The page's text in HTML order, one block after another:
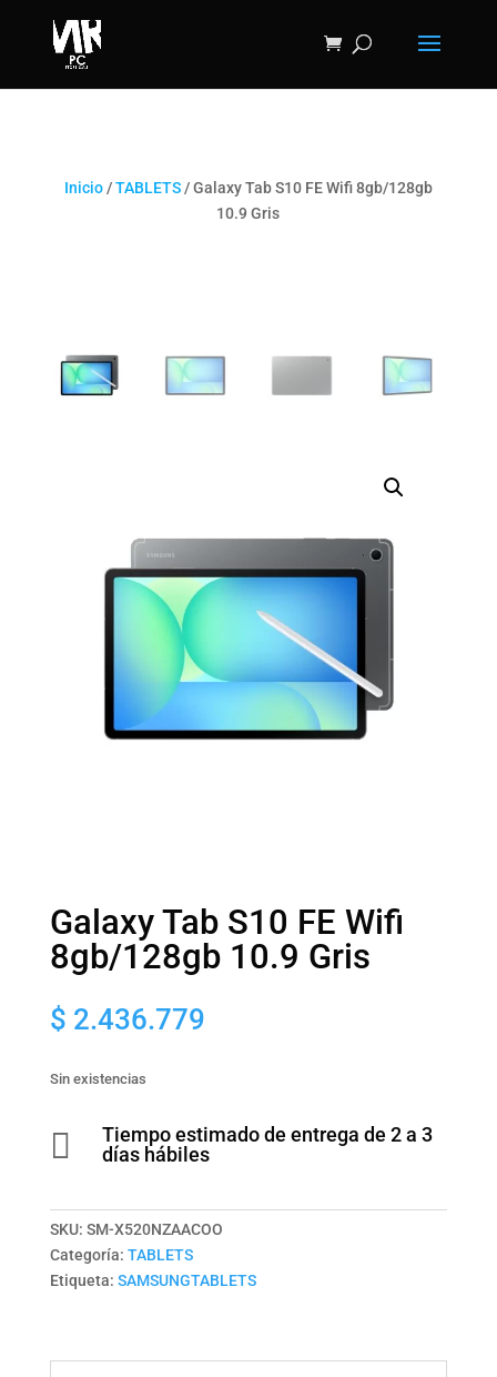
Inicio/TABLETS/ Galaxy Tab S10 FE Wifi 8gb/128gb
10.9 Gris
Galaxy Tab S10 FE Wifi
8gb/128gb 10.9 Gris
$ 2.436.779
Sin existencias

Tiempo estimado de entrega de 2 a 3
días hábiles
SKU: SM-X520NZAACOO
Categoría: TABLETS
Etiqueta: SAMSUNGTABLETS